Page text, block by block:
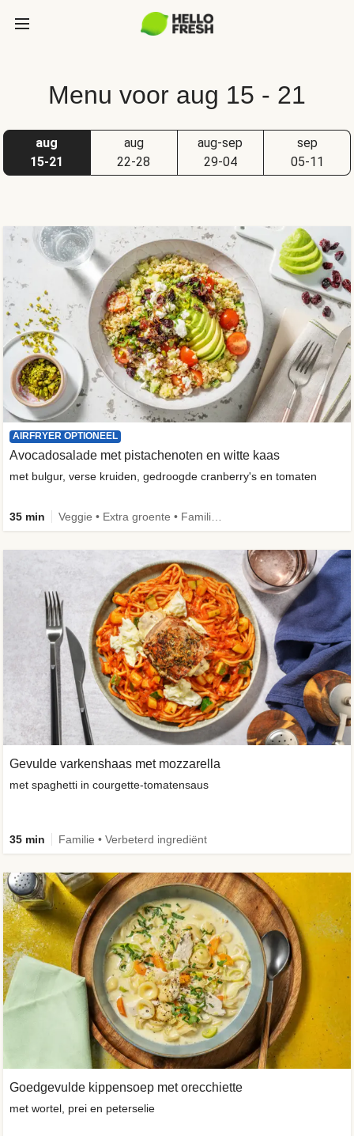
Menu voor aug 15 - 21
aug
15-21
aug
22-28
aug-sep
29-04
sep
05-11
Gevulde varkenshaas met mozzarella
met spaghetti in courgette-tomatensaus
35 min Familie • Verbeterd ingrediënt
AIRFRYER OPTIONEEL
Avocadosalade met pistachenoten en witte kaas
met bulgur, verse kruiden, gedroogde cranberry's en tomaten
35 min
Goedgevulde kippensoep met orecchiette
met wortel, prei en peterselie